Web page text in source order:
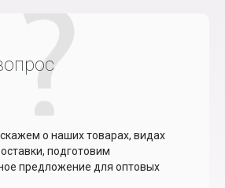
о наших товарах, видах
подготовим
предложение для оптовых